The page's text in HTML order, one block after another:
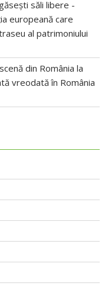
săli libere -
europeană care
al patrimoniului
din România la
vreodată în România